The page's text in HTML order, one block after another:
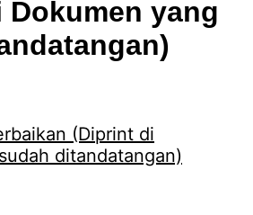
yang
(Diprint di
ditandatangan)